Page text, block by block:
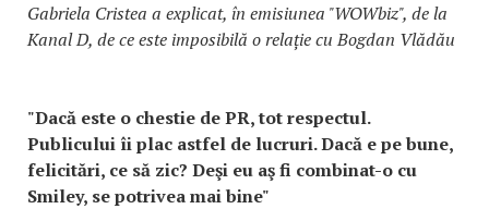
Gabriela Cristea a explicat, în emisiunea "WOWbiz", de la
Kanal D, de ce este imposibilă o relație cu Bogdan Vlădău
"Dacă este o chestie de PR, tot respectul.
Publicului îi plac astfel de lucruri. Dacă e pe bune,
felicitări, ce să zic? Deşi eu aş fi combinat-o cu
Smiley, se potrivea mai bine"